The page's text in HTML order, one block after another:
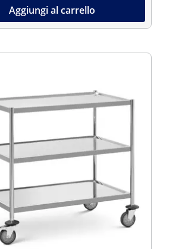
Aggiungi al carrello